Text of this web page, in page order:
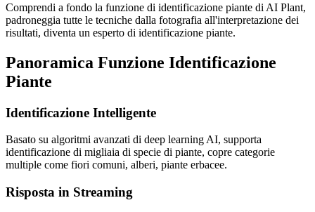
Comprendi a fondo la funzione di identificazione piante di AI Plant,
padroneggia tutte le tecniche dalla fotografia all'interpretazione dei
risultati, diventa un esperto di identificazione piante.
Panoramica Funzione Identificazione
Piante
Identificazione Intelligente
Basato su algoritmi avanzati di deep learning AI, supporta
identificazione di migliaia di specie di piante, copre categorie
multiple come fiori comuni, alberi, piante erbacee.
Risposta in Streaming